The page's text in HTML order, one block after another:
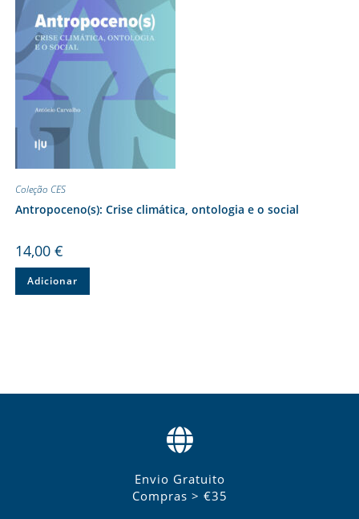
Coleção CES
Antropoceno(s): Crise climática, ontologia e o social
14,00 €
Adicionar
Envio Gratuito
Compras > €35